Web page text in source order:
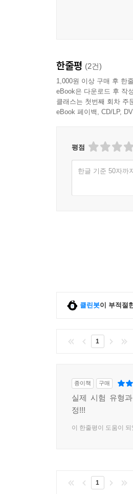
한줄평 (2건)
1,000원 이상 구매 후 한
eBook은 다운로드 후 작
클래스는 첫번째 회차 주
eBook 페이백, CD/LP,
평점
한글 기준 50자까
클린봇이 부적절
1
종이책 구매
실제 시험 유형
정!!!
이 한줄평이 도움이 되
1